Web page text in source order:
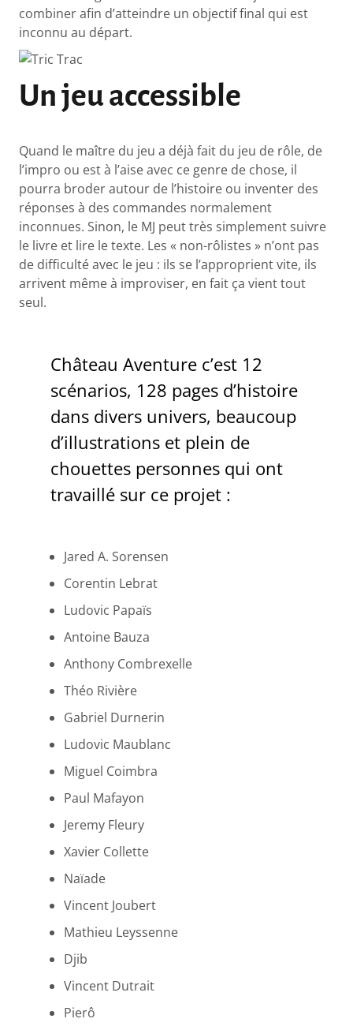
combiner afin d’atteindre un objectif final qui est
inconnu au départ.
Un jeu accessible
Quand le maître du jeu a déjà fait du jeu de rôle, de
l’impro ou est à l’aise avec ce genre de chose, il
pourra broder autour de l’histoire ou inventer des
réponses à des commandes normalement
inconnues. Sinon, le MJ peut très simplement suivre
le livre et lire le texte. Les « non-rôlistes » n’ont pas
de difficulté avec le jeu : ils se l’approprient vite, ils
arrivent même à improviser, en fait ça vient tout
seul.
Château Aventure c’est 12
scénarios, 128 pages d’histoire
dans divers univers, beaucoup
d’illustrations et plein de
chouettes personnes qui ont
travaillé sur ce projet :
Jared A. Sorensen
Corentin Lebrat
Ludovic Papaïs
Antoine Bauza
Anthony Combrexelle
Théo Rivière
Gabriel Durnerin
Ludovic Maublanc
Miguel Coimbra
Paul Mafayon
Jeremy Fleury
Xavier Collette
Naïade
Vincent Joubert
Mathieu Leyssenne
Djib
Vincent Dutrait
Pierô